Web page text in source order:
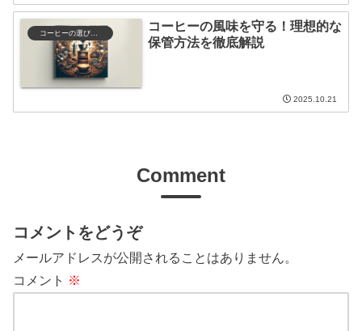
コーヒーの選び方と保存
コーヒーの風味を守る！理想的な
保管方法を徹底解説
2025.10.21
Comment
コメントをどうぞ
メールアドレスが公開されることはありません。
コメント ※